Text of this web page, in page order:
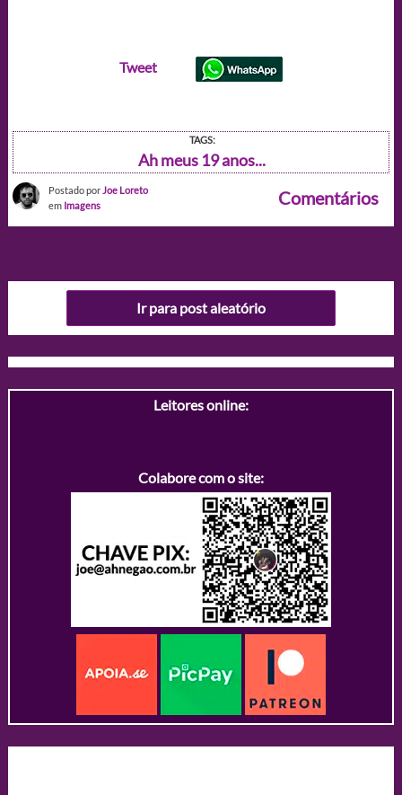
Tweet
TAGS:
Ah meus 19 anos...
Postado por Joe Loreto
em Imagens Comentários
Ir para post aleatório
Leitores online:
Colabore com o site: